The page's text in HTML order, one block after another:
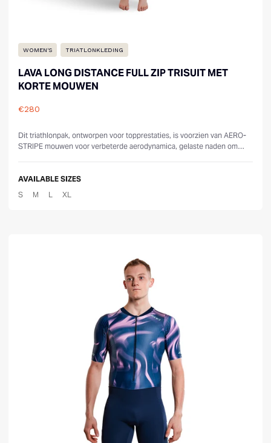
WOMEN'S TRIATLONKLEDING
LAVA LONG DISTANCE FULL ZIP TRISUIT MET
KORTE MOUWEN
€280
Dit triathlonpak, ontworpen voor topprestaties, is voorzien van AERO-
STRIPE mouwen voor verbeterde aerodynamica, gelaste naden om
AVAILABLE SIZES
S
M L XL